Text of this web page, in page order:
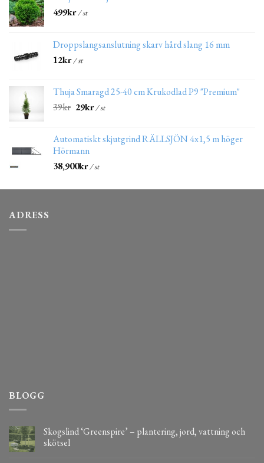
499kr/ st
Droppslangsanslutning skarv hård slang 16 mm
12kr/ st
Thuja Smaragd 25-40 cm Krukodlad P9 "Premium"
39kr 29kr/ st
Automatiskt skjutgrind RÄLLSJÖN 4x1,5 m höger
Hörmann
38,900kr/ st
ADRESS
BLOGG
Skogslind ‘Greenspire’ – plantering, jord, vattning och
skötsel